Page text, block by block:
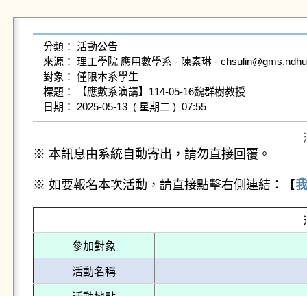
分類： 活動公告
來源： 理工學院 應用數學系 - 陳素琳 -
對象： 僅限本系學生
標題： 【應數系演講】114-05-16魏群樹教授
日期： 2025-05-13  ( 星期二 )  07:55
※ 本訊息由系統自動寄出，請勿直接回覆。
※ 如要報名本次活動，請直接點擊右側連結：【
參加對象
活動名稱